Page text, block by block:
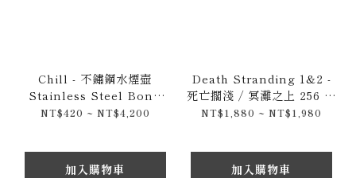
Chill - 不鏽鋼水煙壺
Stainless Steel Bong
33cm
NT$420 ~ NT$4,200
加入購物車
Death Stranding 1&2 -
死亡擱淺 / 冥灘之上 256 頁
官方精裝美術本 On The
NT$1,880 ~ NT$1,980
加入購物車